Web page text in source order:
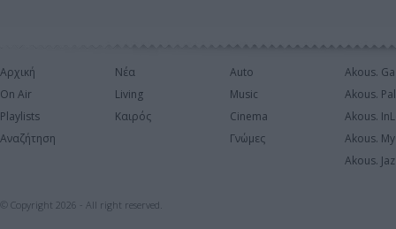
Αρχική
On Air
Playlists
Αναζήτηση
Νέα
Living
Καιρός
Auto
Music
Cinema
Γνώμες
Akous.
Akous.
Akous.
Akous.
Akous.
© Copyright 2026 - All right reserved.